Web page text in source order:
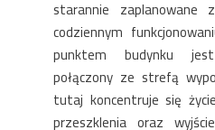
starannie
codziennym
punktem budynku
połączony ze strefą
tutaj koncentruje się
przeszklenia oraz